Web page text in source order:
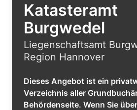
Katasteramt
Burgwedel
Liegenschaftsamt
Region Hannover
Dieses Angebot ist ein
Verzeichnis aller
Behördenseite. Wenn Sie